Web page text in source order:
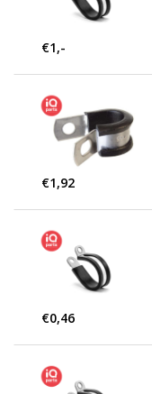
€1,-
€1,92
€0,46